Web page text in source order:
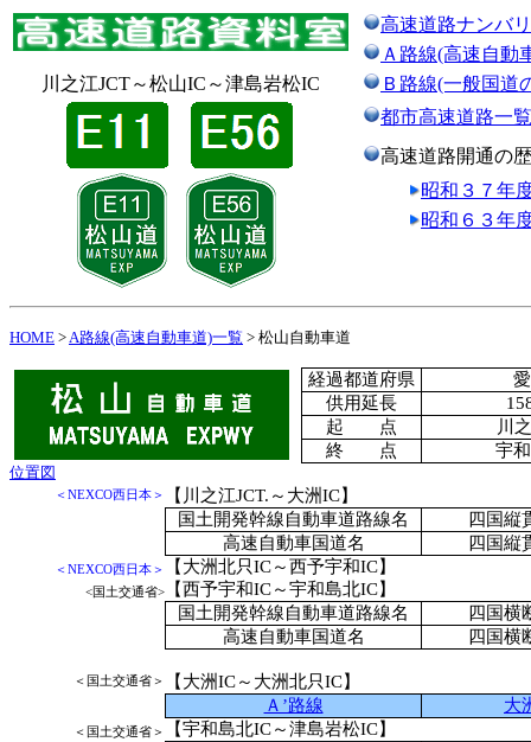
高速道路ナンバ
Ａ路線(高速自動
川之江JCT～松山IC～津島岩松IC
Ｂ路線(一般国道
都市高速道路一覧
高速道路開通の
昭和３７年
昭和６３年
HOME >A路線(高速自動車道)一覧 > 松山自動車道
経過都道府県
供用延長
起 点
川
終 点
宇
位置図
＜NEXCO西日本＞
【川之江JCT.～大洲IC】
国土開発幹線自動車道路線名
四国縦
高速自動車国道名
四国縦
＜NEXCO西日本＞ 【大洲北只IC～西予宇和IC】
<国土交通省>
【西予宇和IC～宇和島北IC】
国土開発幹線自動車道路線名
四国横
高速自動車国道名
四国横
＜国土交通省＞
【大洲IC～大洲北只IC】
Ａ’路線
大
＜国土交通省＞
【宇和島北IC～津島岩松IC】